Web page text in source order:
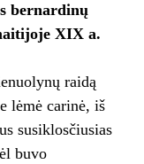
bernardinų
XIX a.
raidą
lėmė carinė, iš
susiklosčiusias
buvo